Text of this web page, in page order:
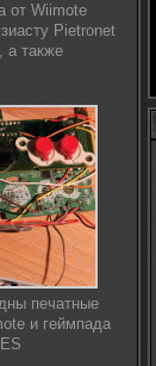
от Wiimote
Pietronet
а также
печатные
и геймпада